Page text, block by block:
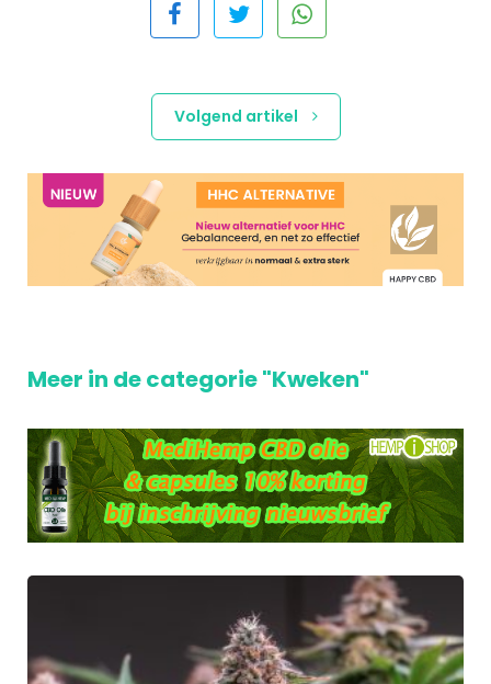
Volgend artikel
Meer in de categorie "Kweken"